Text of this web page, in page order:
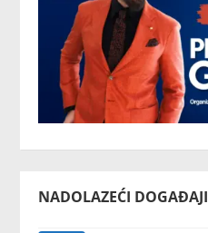
NADOLAZEĆI DOGAĐAJI